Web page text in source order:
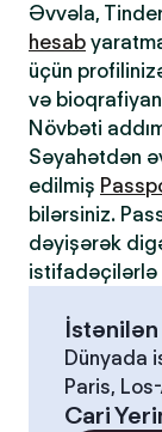
Əvvəla,
hesab
üçün
və
Növbəti
Səyahətdən
edilmiş
bilərsiniz.
dəyişərək
istifadəçilərlə
Dünyada
Paris,
Cari